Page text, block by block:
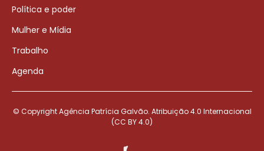
Política e poder
Mulher e Mídia
Trabalho
Agenda
© Copyright Agência Patrícia Galvão. Atribuição 4.0 Internacional
(CC BY 4.0)